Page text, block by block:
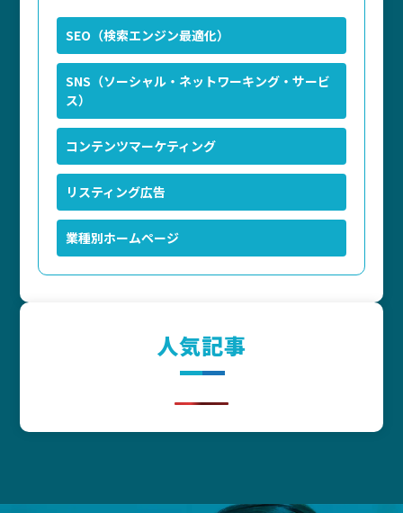
SEO（検索エンジン最適化）
SNS（ソーシャル・ネットワーキング・サービ
ス）
コンテンツマーケティング
リスティング広告
業種別ホームページ
人気記事